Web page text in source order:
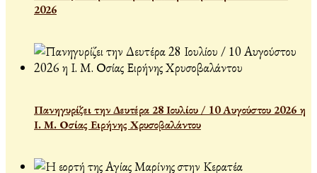
2026
Πανηγυρίζει την Δευτέρα 28 Ιουλίου / 10 Αυγούστου 2026 η
Ι. Μ. Οσίας Ειρήνης Χρυσοβαλάντου